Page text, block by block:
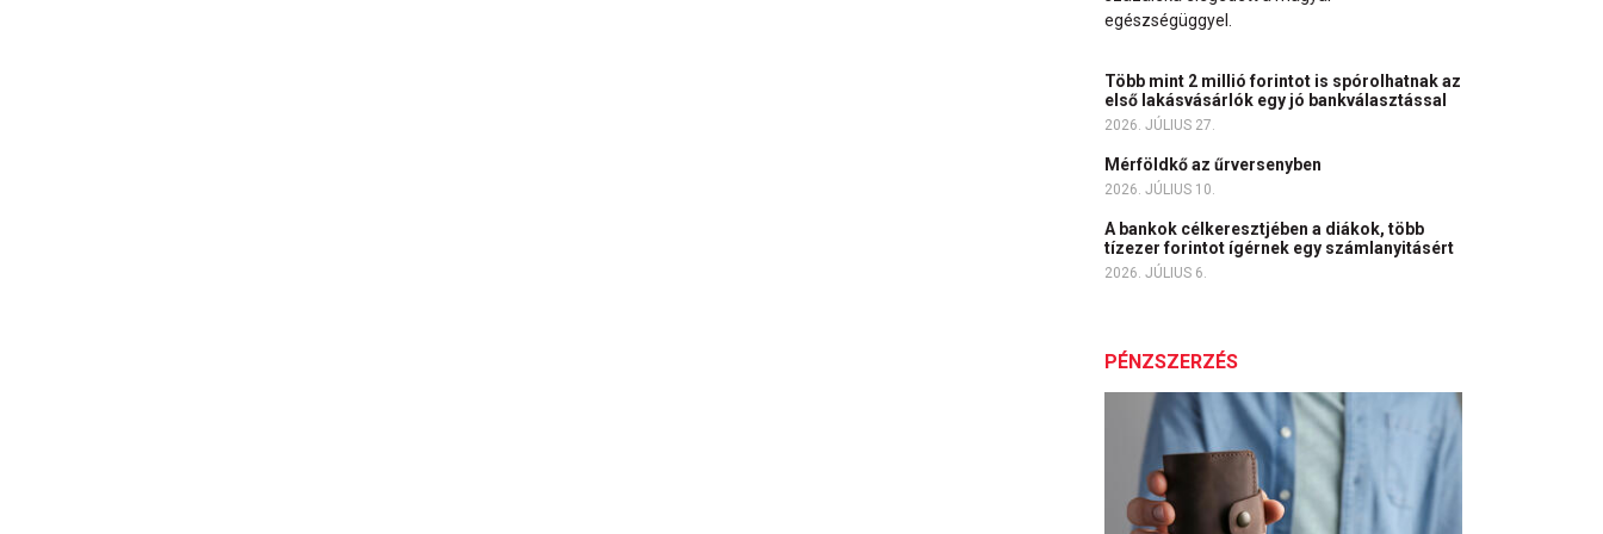
egészségüggyel.
Több mint 2 millió forintot is spórolhatnak az
első lakásvásárlók egy jó bankválasztással
2026. JÚLIUS 27.
Mérföldkő az űrversenyben
2026. JÚLIUS 10.
A bankok célkeresztjében a diákok, több
tízezer forintot ígérnek egy számlanyitásért
2026. JÚLIUS 6.
PÉNZSZERZÉS